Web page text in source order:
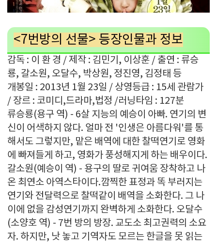
<7번방의 선물> 등장인물과 정보
감독 : 이 환 경 / 제작 : 김민기, 이상훈 / 출연 : 류승
룡, 갈소원, 오달수, 박상원, 정진영, 김정태 등
개봉일 : 2013년 1월 23일 / 상영등급 : 15세 관람가
/ 장르 : 코미디,드라마,법정 /러닝타임 : 127분
류승룡(용구 역) - 6살 지능의 예승이 아빠. 연기의 변
신이 어색하지 않다. 얼마 전 '인생은 아름다워'를 통
해서도 그렇지만, 맡은 배역에 대한 찰떡연기로 영화
에 빠져들게 하고, 영화가 풍성해지게 하는 배우이다.
갈소원(예승이 역) - 용구의 딸로 귀여움 장착하고 나
온 최연소 아역스타이다.깜찍한 표정과 똑 부러지는
연기와 전달력으로 찰떡같이 배역을 소화한다. 그 나
이에 없을 감성연기까지 완벽하게 소화한다. 오달수
(소양호 역) - 7번 방의 방장. 교도소 최고권력의 소요
자. 하지만, 낫 놓고 기역자도 모르는 한글을 못 읽는